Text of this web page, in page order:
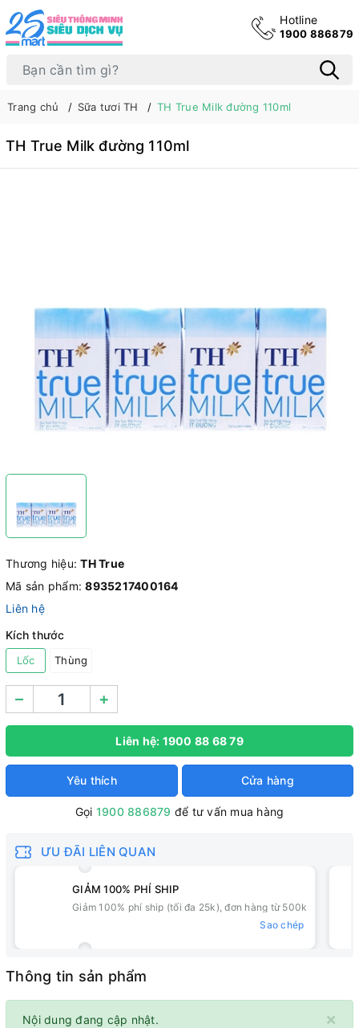
Hotline
1900 886879
Trang chủ Sữa tươi TH TH True Milk đường 110ml
TH True Milk đường 110ml
Thương hiệu:TH True
Mã sản phẩm:8935217400164
Liên hệ
Kích thước
Lốc Thùng
– +
Liên hệ: 1900 88 68 79
Yêu thích Cửa hàng
Gọi 1900 886879 để tư vấn mua hàng
ƯU ĐÃI LIÊN QUAN
GIẢM 100% PHÍ SHIP
Giảm 100% phí ship (tối đa 25k), đơn hàng từ 500k
Sao chép
Thông tin sản phẩm
×
Nội dung đang cập nhật.